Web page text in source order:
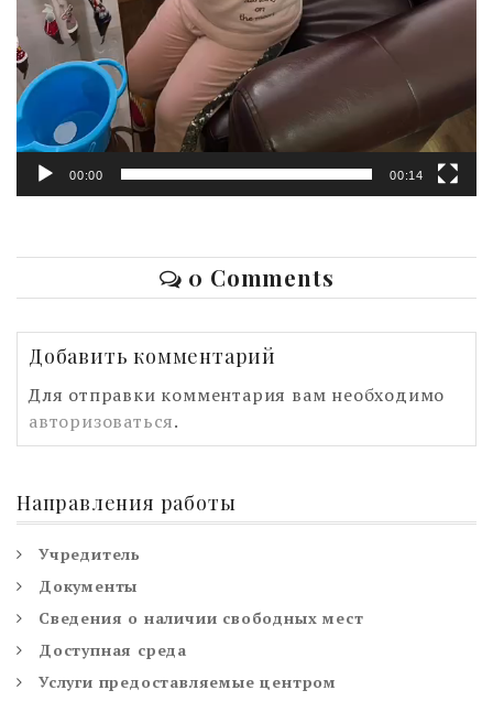
00:00 00:14
0 Comments
Добавить комментарий
Для отправки комментария вам необходимо
авторизоваться.
Направления работы
Учредитель
Документы
Сведения о наличии свободных мест
Доступная среда
Услуги предоставляемые центром